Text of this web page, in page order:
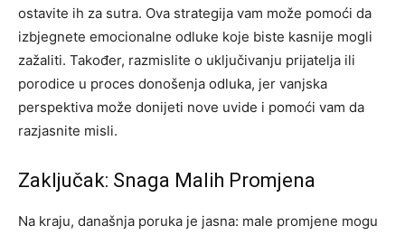
ostavite ih za sutra. Ova strategija vam može pomoći da
izbjegnete emocionalne odluke koje biste kasnije mogli
zažaliti. Također, razmislite o uključivanju prijatelja ili
porodice u proces donošenja odluka, jer vanjska
perspektiva može donijeti nove uvide i pomoći vam da
razjasnite misli.
Zaključak: Snaga Malih Promjena
Na kraju, današnja poruka je jasna: male promjene mogu